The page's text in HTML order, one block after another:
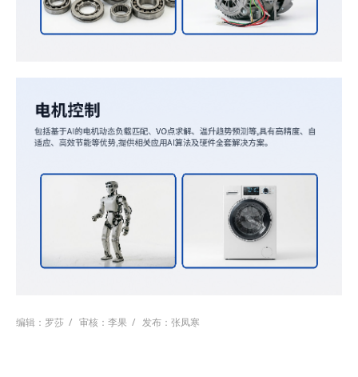
编辑：罗莎 / 审核：李果 / 发布：张凤寒